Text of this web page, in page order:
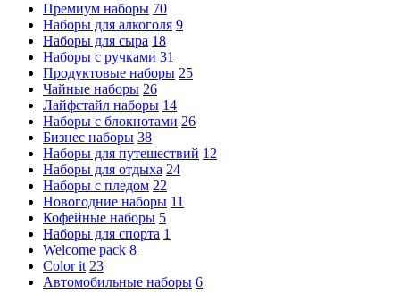
Премиум наборы 70
Наборы для алкоголя 9
Наборы для сыра 18
Наборы с ручками 31
Продуктовые наборы 25
Чайные наборы 26
Лайфстайл наборы 14
Наборы с блокнотами 26
Бизнес наборы 38
Наборы для путешествий 12
Наборы для отдыха 24
Наборы с пледом 22
Новогодние наборы 11
Кофейные наборы 5
Наборы для спорта 1
Welcome pack 8
Color it 23
Автомобильные наборы 6